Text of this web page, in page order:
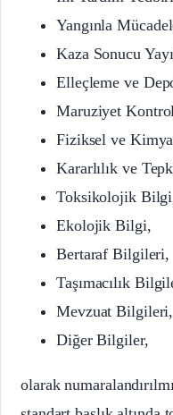
Yangınla
Kaza Sonucu
Elleçleme ve
Maruziyet
Fiziksel ve
Kararlılık ve
Toksikolojik
Ekolojik Bilgi,
Bertaraf Bilgileri,
Taşımacılık
Mevzuat Bilgileri,
Diğer Bilgiler,
olarak